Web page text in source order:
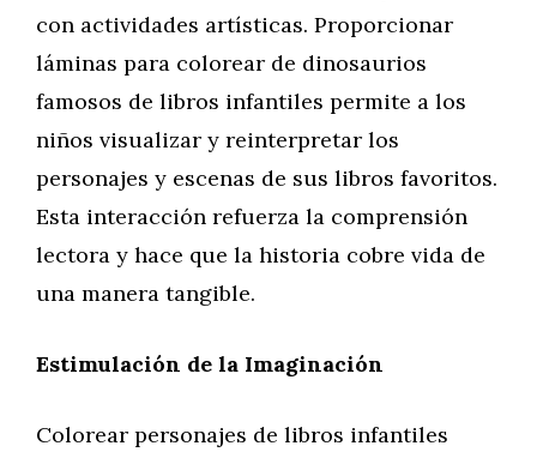
con actividades artísticas. Proporcionar
láminas para colorear de dinosaurios
famosos de libros infantiles permite a los
niños visualizar y reinterpretar los
personajes y escenas de sus libros favoritos.
Esta interacción refuerza la comprensión
lectora y hace que la historia cobre vida de
una manera tangible.
Estimulación de la Imaginación
Colorear personajes de libros infantiles